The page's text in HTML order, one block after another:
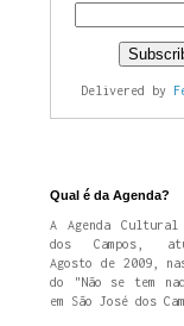
Delivered by
Qual é da Agenda?
A Agenda
dos Campos,
Agosto de 2009,
do "Não se tem
em São José dos